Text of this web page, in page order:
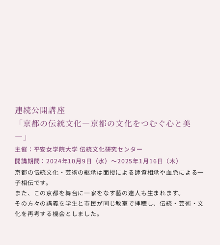
連続公開講座
「京都の伝統文化—京都の文化をつむぐ心と美
—」
主催：平安女学院大学 伝統文化研究センター
開講期間：2024年10月9日（水）～2025年1月16日（木）
京都の伝統文化・芸術の継承は面授による師資相承や血脈による一
子相伝です。
また、この京都を舞台に一家をなす藝の達人も生まれます。
その方々の講義を学生と市民が同じ教室で拝聴し、伝統・芸術・文
化を再考する機会としました。